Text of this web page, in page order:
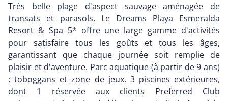
Très belle plage d'aspect sauvage aménagée de
transats et parasols. Le Dreams Playa Esmeralda
Resort & Spa 5* offre une large gamme d'activités
pour satisfaire tous les goûts et tous les âges,
garantissant que chaque journée soit remplie de
plaisir et d'aventure. Parc aquatique (à partir de 9 ans)
: toboggans et zone de jeux. 3 piscines extérieures,
dont 1 réservée aux clients Preferred Club